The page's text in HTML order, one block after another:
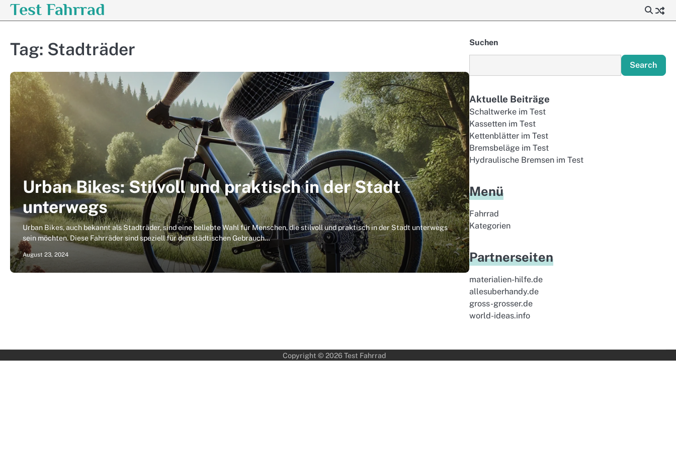
SkipTest Fahrrad
Tag: Stadträder
Urban Bikes: Stilvoll und praktisch in der Stadt
unterwegs
Urban Bikes, auch bekannt als Stadträder, sind eine beliebte Wahl für Menschen, die stilvoll und praktisch in der Stadt unterwegs
sein möchten. Diese Fahrräder sind speziell für den städtischen Gebrauch…
August 23, 2024
Suchen
Search
Aktuelle Beiträge
Schaltwerke im Test
Kassetten im Test
Kettenblätter im Test
Bremsbeläge im Test
Hydraulische Bremsen im Test
Menü
Fahrrad
Kategorien
Partnerseiten
materialien-hilfe.de
allesuberhandy.de
gross-grosser.de
world-ideas.info
Copyright © 2026 Test Fahrrad